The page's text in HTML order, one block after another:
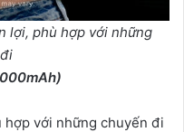
lợi, phù hợp với những
với những chuyến đi